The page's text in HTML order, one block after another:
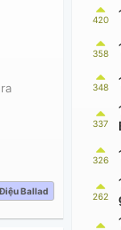
Điệu Ballad
420
358
348
337
326
262